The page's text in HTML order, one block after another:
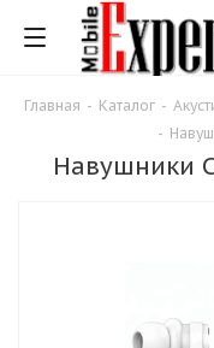
Главная - Каталог -
-
Навушники